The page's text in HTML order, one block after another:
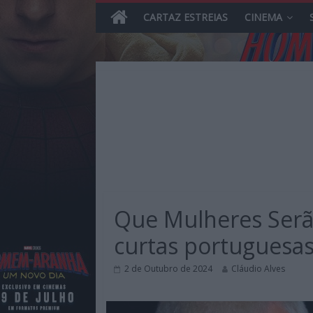
News,
Reviews
sobre
CARTAZ ESTREIAS CINEMA
Que Mulheres
curtas
2 de Outubro de 2024 Cláudio Alves